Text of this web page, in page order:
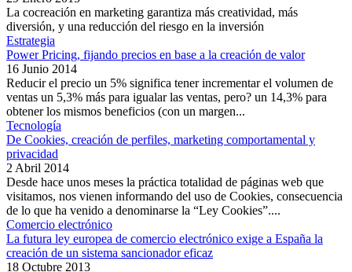
La cocreación en marketing garantiza más creatividad, más
diversión, y una reducción del riesgo en la inversión
Estrategia
Power Pricing, fijando precios en base a la creación de valor
16 Junio 2014
Reducir el precio un 5% significa tener incrementar el volumen de
ventas un 5,3% más para igualar las ventas, pero? un 14,3% para
obtener los mismos beneficios (con un margen...
Tecnología
De Cookies, creación de perfiles, marketing comportamental y
privacidad
2 Abril 2014
Desde hace unos meses la práctica totalidad de páginas web que
visitamos, nos vienen informando del uso de Cookies, consecuencia
de lo que ha venido a denominarse la “Ley Cookies”....
Comercio electrónico
La futura ley europea de comercio electrónico exige a España la
creación de un sistema sancionador eficaz
18 Octubre 2013